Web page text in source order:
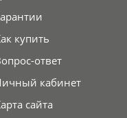
купить
ответ
кабинет
сайта